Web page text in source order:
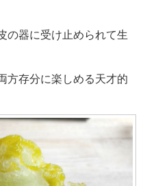
の器に受け止められて生
方存分に楽しめる天才的